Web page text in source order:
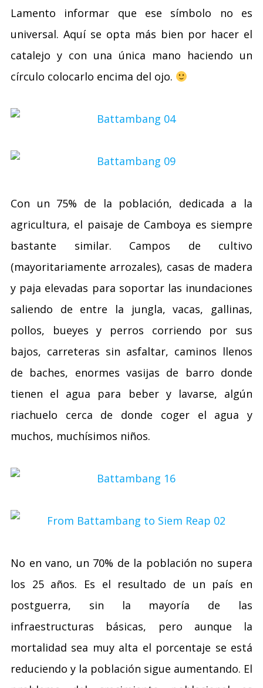
Lamento informar que ese símbolo no es
universal. Aquí se opta más bien por hacer el
catalejo y con una única mano haciendo un
círculo colocarlo encima del ojo.
Con un 75% de la población, dedicada a la
agricultura, el paisaje de Camboya es siempre
bastante similar. Campos de cultivo
(mayoritariamente arrozales), casas de madera
y paja elevadas para soportar las inundaciones
saliendo de entre la jungla, vacas, gallinas,
pollos, bueyes y perros corriendo por sus
bajos, carreteras sin asfaltar, caminos llenos
de baches, enormes vasijas de barro donde
tienen el agua para beber y lavarse, algún
riachuelo cerca de donde coger el agua y
muchos, muchísimos niños.
No en vano, un 70% de la población no supera
los 25 años. Es el resultado de un país en
postguerra, sin la mayoría de las
infraestructuras básicas, pero aunque la
mortalidad sea muy alta el porcentaje se está
reduciendo y la población sigue aumentando. El